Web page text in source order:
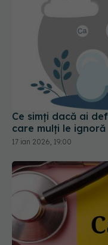
Ce simți dacă ai
care mulți le ignoră
17 ian 2026, 19:00